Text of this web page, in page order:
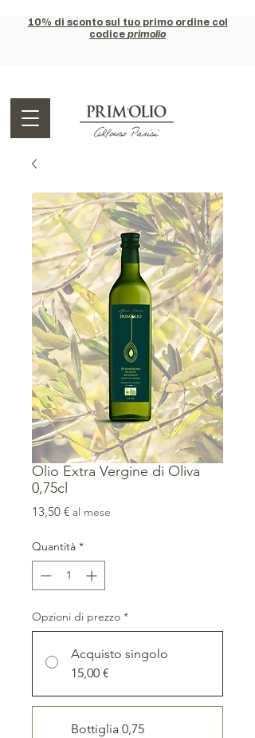
10% di sconto sul tuo primo ordine col
codice primolio
Olio Extra Vergine di Oliva
0,75cl
13,50 €Prezzo
al mese
Quantità *
Opzioni di prezzo *
Acquisto singolo
15,00 €
Bottiglia 0,75